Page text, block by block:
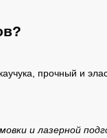
прочный и
и лазерной